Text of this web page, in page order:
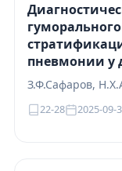
пневмонии у
З.Ф.Сафаров,
22-28 2025-09-